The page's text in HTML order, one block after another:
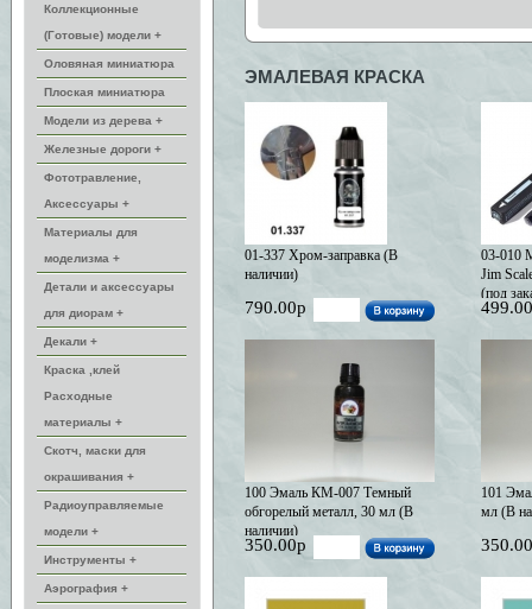
Коллекционные
(Готовые) модели +
Оловяная миниатюра
Плоская миниатюра
Модели из дерева +
Железные дороги +
Фототравление,
Аксессуары +
Материалы для
моделизма +
Детали и аксессуары
для диорам +
Декали +
Краска ,клей
Расходные
материалы +
Скотч, маски для
окрашивания +
Радиоуправляемые
модели +
Инструменты +
Аэрография +
ЭМАЛЕВАЯ КРАСКА
01-337 Хром-заправка (В
наличии)
790.00р
03-010
Jim
(под
100 Эмаль КМ-007 Темный
обгорелый металл, 30 мл (В
наличии)
350.00р
101
мл (В